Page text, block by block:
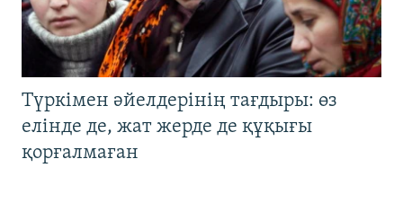
Түркімен әйелдерінің тағдыры: өз
елінде де, жат жерде де құқығы
қорғалмаған